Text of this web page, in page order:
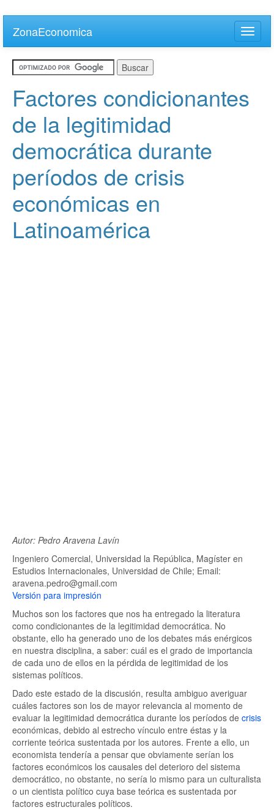
main
content
ZonaEconomica
Toggle
Factores condicionantes
de la legitimidad
democrática durante
períodos de crisis
económicas en
Latinoamérica
Autor: Pedro Aravena Lavín
Ingeniero Comercial, Universidad la República, Magíster en
Estudios Internacionales, Universidad de Chile; Email:
aravena.pedro@gmail.com
Versión para impresión
Muchos son los factores que nos ha entregado la literatura
como condicionantes de la legitimidad democrática. No
obstante, ello ha generado uno de los debates más enérgicos
en nuestra disciplina, a saber: cuál es el grado de importancia
de cada uno de ellos en la pérdida de legitimidad de los
sistemas políticos.
Dado este estado de la discusión, resulta ambiguo averiguar
cuáles factores son los de mayor relevancia al momento de
evaluar la legitimidad democrática durante los períodos de crisis
económicas, debido al estrecho vínculo entre éstas y la
corriente teórica sustentada por los autores. Frente a ello, un
economista tendería a pensar que obviamente serían los
factores económicos los causales del deterioro del sistema
democrático, no obstante, no sería lo mismo para un culturalista
o un cientista político cuya base teórica es sustentada por
factores estructurales políticos.